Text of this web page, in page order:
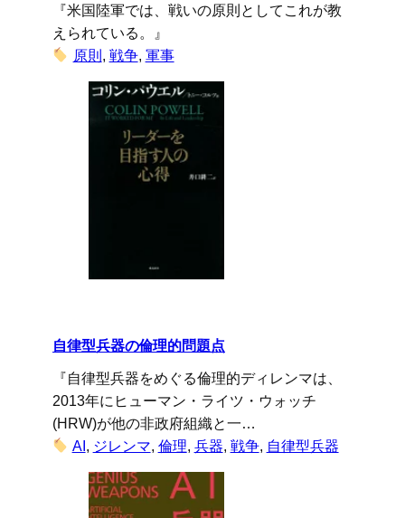
『米国陸軍では、戦いの原則としてこれが教
えられている。』
原則, 戦争, 軍事
自律型兵器の倫理的問題点
『自律型兵器をめぐる倫理的ディレンマは、
2013年にヒューマン・ライツ・ウォッチ
(HRW)が他の非政府組織と一…
AI, ジレンマ, 倫理, 兵器, 戦争, 自律型兵器